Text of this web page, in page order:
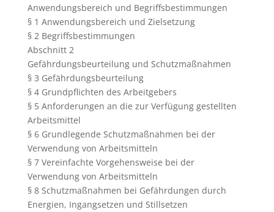
Anwendungsbereich und Begriffsbestimmungen
§ 1 Anwendungsbereich und Zielsetzung
§ 2 Begriffsbestimmungen
Abschnitt 2
Gefährdungsbeurteilung und Schutzmaßnahmen
§ 3 Gefährdungsbeurteilung
§ 4 Grundpflichten des Arbeitgebers
§ 5 Anforderungen an die zur Verfügung gestellten
Arbeitsmittel
§ 6 Grundlegende Schutzmaßnahmen bei der
Verwendung von Arbeitsmitteln
§ 7 Vereinfachte Vorgehensweise bei der
Verwendung von Arbeitsmitteln
§ 8 Schutzmaßnahmen bei Gefährdungen durch
Energien, Ingangsetzen und Stillsetzen